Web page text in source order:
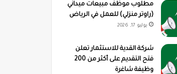
مطلوب موظف مبيعات ميداني
(راوتر منزلي) للعمل في الرياض
يوليو 17, 2026
شركة القدية للاستثمار تعلن
فتح التقديم على أكثر من 200
وظيفة شاغرة